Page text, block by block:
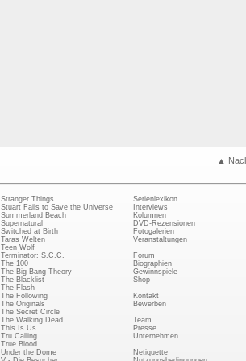
▲
Stranger Things
Stuart Fails to Save the Universe
Summerland Beach
Supernatural
Switched at Birth
Taras Welten
Teen Wolf
Terminator: S.C.C.
The 100
The Big Bang Theory
The Blacklist
The Flash
The Following
The Originals
The Secret Circle
The Walking Dead
This Is Us
Tru Calling
True Blood
Under the Dome
Serienlexikon
Interviews
Kolumnen
DVD-Rezensionen
Fotogalerien
Veranstaltungen
Forum
Biographien
Gewinnspiele
Shop
Kontakt
Bewerben
Team
Presse
Unternehmen
Netiquette